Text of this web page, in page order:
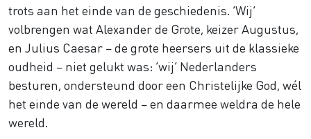
trots aan het einde van de geschiedenis. ‘Wij’
volbrengen wat Alexander de Grote, keizer Augustus,
en Julius Caesar – de grote heersers uit de klassieke
oudheid – niet gelukt was: ‘wij’ Nederlanders
besturen, ondersteund door een Christelijke God, wél
het einde van de wereld – en daarmee weldra de hele
wereld.